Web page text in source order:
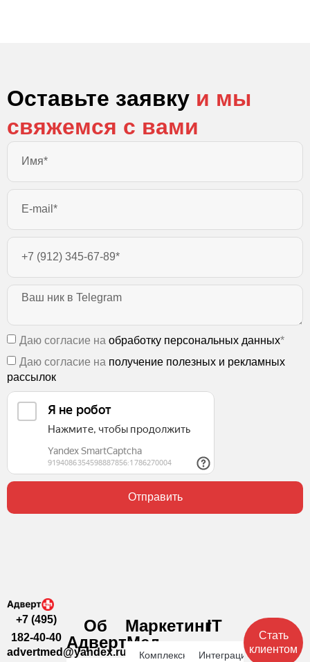
Оставьте заявку и мы
свяжемся с вами
Даю согласие на обработку персональных данных*
Даю согласие на получение полезных и рекламных
рассылок
Отправить
+7 (495)
182-40-40
advertmed@yandex.ru
Об
АдвертМед
Маркетинг
Комплексное
IT
Интеграция
Стать
клиентом